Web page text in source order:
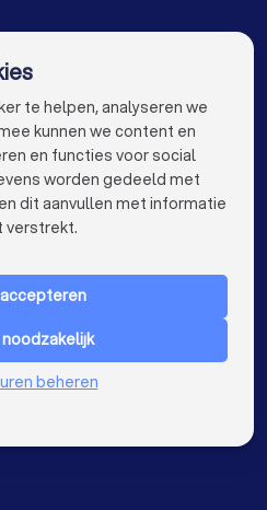
in Bornem
in Antwerpen
in Gent
in Brugge
in Leuven
in Kortrijk
in Hasselt
in Sint-Niklaas
voor u
keyboard_arrow_down
te helpen, analyseren we
kunnen we content en
en functies voor social
worden gedeeld met
dit aanvullen met informatie
verstrekt.
beheren